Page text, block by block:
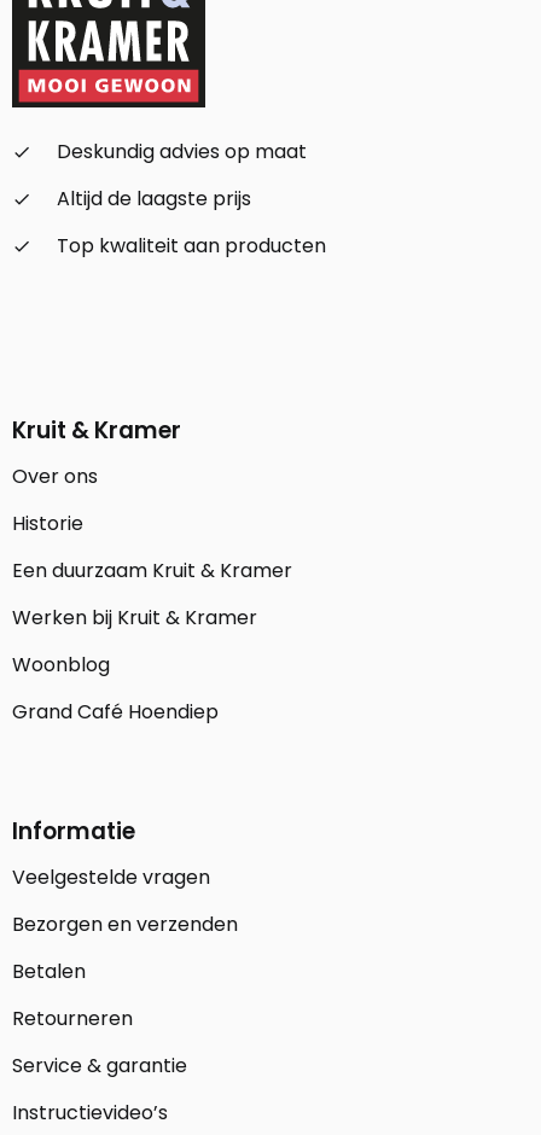
check_small
Deskundig advies op maat
check_small
Altijd de laagste prijs
check_small
Top kwaliteit aan producten
Kruit & Kramer
Over ons
Historie
Een duurzaam Kruit & Kramer
Werken bij Kruit & Kramer
Woonblog
Grand Café Hoendiep
Informatie
Veelgestelde vragen
Bezorgen en verzenden
Betalen
Retourneren
Service & garantie
Instructievideo’s